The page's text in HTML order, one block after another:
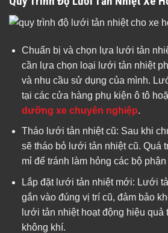
Chuẩn bị và chọn lựa lưới tản
cần lựa chọn loại lưới tản nhiệt
và nhu cầu sử dụng của mình.
tại các cửa hàng phụ kiện ô tô
dưỡng xe chuyên nghiệp.
Tháo lưới tản nhiệt cũ: Sau khi
sẽ tháo bỏ lưới tản nhiệt cũ. Quá
mỉ để tránh làm hỏng các bộ
Lắp đặt lưới tản nhiệt mới: Lưới
gắn vào đúng vị trí cũ, đảm bảo
lưới tản nhiệt hoạt động hiệu quả
không khí.